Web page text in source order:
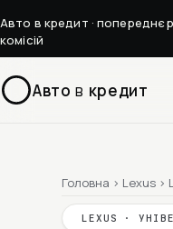
Авто в кредит · попереднє
комісій
Авто в кредит
Головна › Lexus ›
LEXUS ·